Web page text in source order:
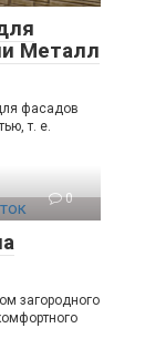
Металл
фасадов
т. е.
0
загородного